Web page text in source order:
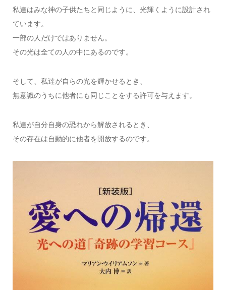
私達はみな神の子供たちと同じように、光輝くように設計され
ています。
一部の人だけではありません。
その光は全ての人の中にあるのです。
そして、私達が自らの光を輝かせるとき、
無意識のうちに他者にも同じことをする許可を与えます。
私達が自分自身の恐れから解放されるとき、
その存在は自動的に他者を開放するのです。